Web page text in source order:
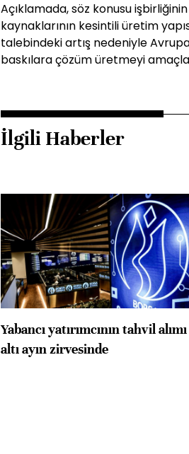
Açıklamada, söz konusu
kaynaklarının kesintili üretim
talebindeki artış nedeniyle
baskılara çözüm üretmeyi
İlgili Haberler
Yabancı yatırımcının tahvil alımı
altı ayın zirvesinde